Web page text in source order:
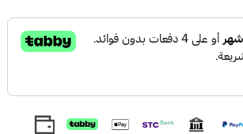
المشبعة فوق الظفر لتمكين المزيل
بضربة واحدة.
ضروريًا لإزالة طبقات طلاء الأظافر
من طبقات طلاء الأظافر.